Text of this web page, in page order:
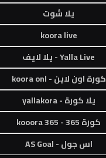
يلا شوت
koora live
Yalla Live - يلا لايف
كورة اون لاين - koora onl
يلا كورة - yallakora
كورة 365 - kooora 365
اس جول - AS Goal